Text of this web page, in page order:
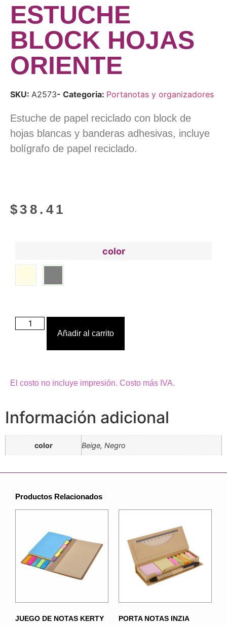
ESTUCHE
BLOCK HOJAS
ORIENTE
SKU: A2573- Categoria: Portanotas y organizadores
Estuche de papel reciclado con block de
hojas blancas y banderas adhesivas, incluye
bolígrafo de papel reciclado.
$38.41
color
Añadir al carrito
El costo no incluye impresión. Costo más IVA.
Información adicional
color Beige, Negro
Productos Relacionados
JUEGO DE NOTAS KERTY PORTA NOTAS INZIA